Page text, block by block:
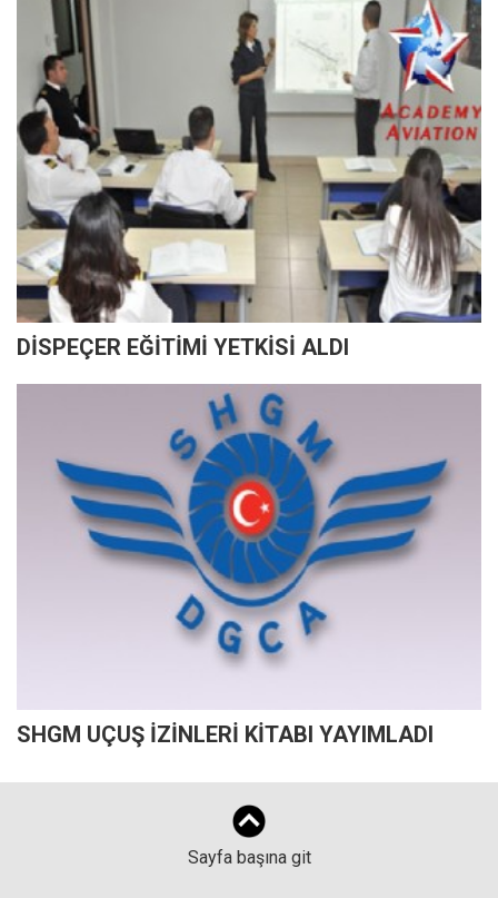
DİSPEÇER EĞİTİMİ YETKİSİ ALDI
SHGM UÇUŞ İZİNLERİ KİTABI YAYIMLADI
Sayfa başına git